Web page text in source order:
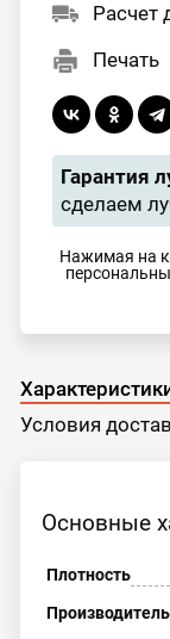
Расчет
Печать
Гарантия
сделаем
Нажимая на
Условия
Основные
Плотность
Производитель